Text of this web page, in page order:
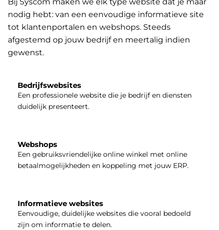
Bij Syscom maken we elk type website dat je maar
nodig hebt: van een eenvoudige informatieve site
tot klantenportalen en webshops. Steeds
afgestemd op jouw bedrijf en meertalig indien
gewenst.
Bedrijfswebsites
Een professionele website die je bedrijf en diensten
duidelijk presenteert.
Webshops
Een gebruiksvriendelijke online winkel met online
betaalmogelijkheden en koppeling met jouw ERP.
Informatieve websites
Eenvoudige, duidelijke websites die vooral bedoeld
zijn om informatie te delen.